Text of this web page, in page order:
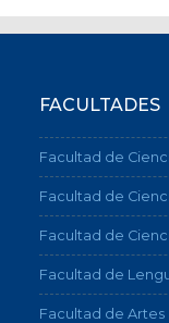
FACULTADES
Facultad de
Facultad de
Facultad de
Facultad de
Facultad de Artes